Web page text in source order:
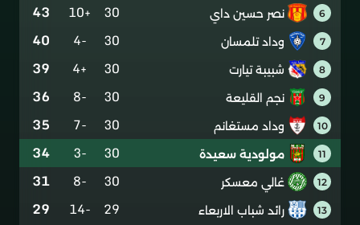
6 نصر حسين داي 30
+10
43
7 وداد تلمسان 30
-4
40
8 شبيبة تيارت 30
+4
39
9 نجم القليعة 30
-8
36
10 وداد مستغانم 30
-7
35
11 مولودية سعيدة 30
-3
34
12 غالي معسكر 30
-8
31
13 رائد شباب الاربعاء 29
-14
29